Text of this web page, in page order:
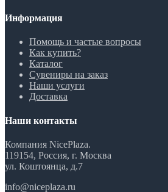
Информация
Помощь и частые вопросы
Как купить?
Каталог
Сувениры на заказ
Наши услуги
Доставка
Наши контакты
Компания NicePlaza.
119154, Россия, г. Москва
ул. Коштоянца, д.7
info@niceplaza.ru